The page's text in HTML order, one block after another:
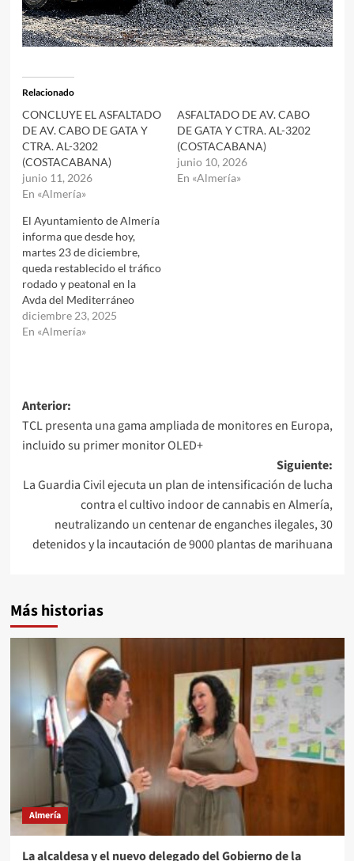
Relacionado
CONCLUYE EL ASFALTADO
DE AV. CABO DE GATA Y
CTRA. AL-3202
(COSTACABANA)
junio 11, 2026
En «Almería»
ASFALTADO DE AV. CABO
DE GATA Y CTRA. AL-3202
(COSTACABANA)
junio 10, 2026
En «Almería»
El Ayuntamiento de Almería
informa que desde hoy,
martes 23 de diciembre,
queda restablecido el tráfico
rodado y peatonal en la
Avda del Mediterráneo
diciembre 23, 2025
En «Almería»
Navegación
de
entradas
Anterior:
TCL presenta una gama ampliada de monitores en Europa,
incluido su primer monitor OLED+
Siguiente:
La Guardia Civil ejecuta un plan de intensificación de lucha
contra el cultivo indoor de cannabis en Almería,
neutralizando un centenar de enganches ilegales, 30
detenidos y la incautación de 9000 plantas de marihuana
Más historias
Almería
La alcaldesa y el nuevo delegado del Gobierno de la